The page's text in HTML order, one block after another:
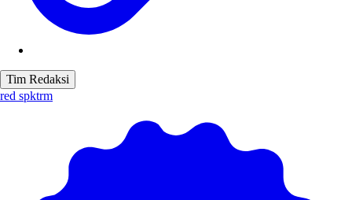
Tim Redaksi
red spktrm